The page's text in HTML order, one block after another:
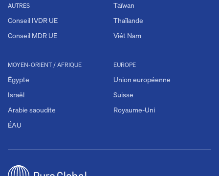
AUTRES
Conseil IVDR UE
Conseil MDR UE
EUROPE
Union européenne
Suisse
Royaume-Uni
MOYEN-ORIENT / AFRIQUE
Égypte
Israël
Arabie saoudite
ÉAU
Taïwan
Thaïlande
Viêt Nam